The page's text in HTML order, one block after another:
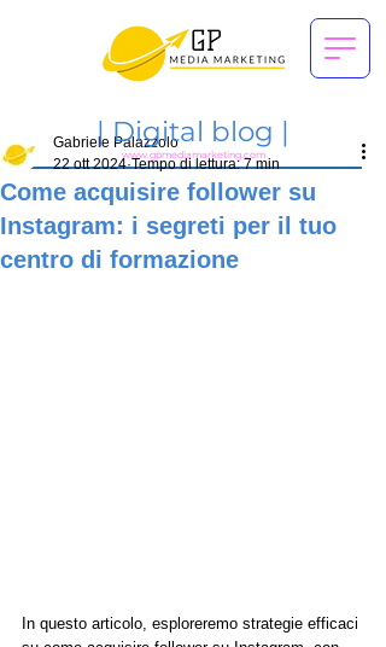
Come acquisire follower su
Instagram: i segreti per il tuo
centro di formazione
Gabriele Palazzolo
22 ott 2024 Tempo di lettura: 7 min
In questo articolo, esploreremo strategie efficaci
|Digital blog |
www.gpmediamarketing.com